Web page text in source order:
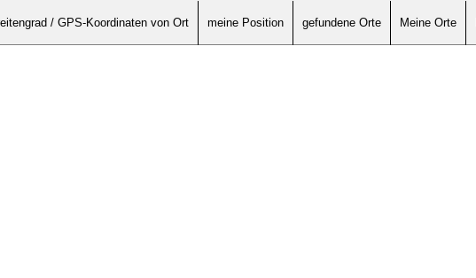
/ GPS-Koordinaten von Ort meine Position gefundene Orte Meine Orte